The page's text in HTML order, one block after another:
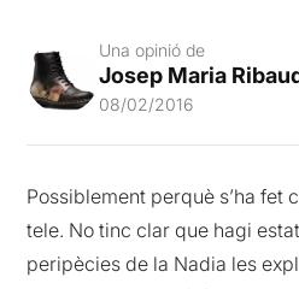
Una opinió de
Josep Maria
08/02/2016
Possiblement perquè s’ha fet
tele. No tinc clar que hagi
peripècies de la Nadia les